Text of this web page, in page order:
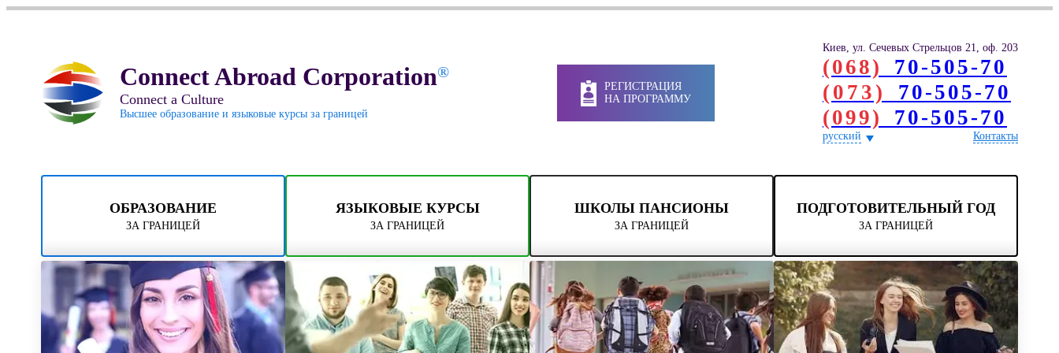
Connect Abroad Corporation®
Connect a Culture
Высшее образование и языковые курсы за границей
РЕГИСТРАЦИЯ
НА ПРОГРАММУ
Киев, ул. Сечевых Стрельцов 21, оф. 203
(068)
70-505-70
(073)
70-505-70
(099)
70-505-70
русский Контакты
ОБРАЗОВАНИЕ
ЗА ГРАНИЦЕЙ
ЯЗЫКОВЫЕ КУРСЫ
ЗА ГРАНИЦЕЙ
ШКОЛЫ ПАНСИОНЫ
ЗА ГРАНИЦЕЙ
ПОДГОТОВИТЕЛЬНЫЙ ГОД
ЗА ГРАНИЦЕЙ